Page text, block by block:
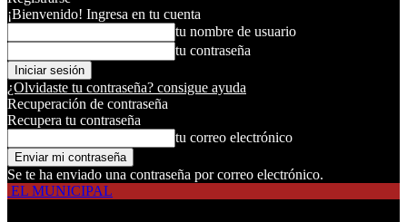
¡Bienvenido! Ingresa en tu cuenta
tu nombre de usuario
tu contraseña
¿Olvidaste tu contraseña? consigue ayuda
Recuperación de contraseña
Recupera tu contraseña
tu correo electrónico
Se te ha enviado una contraseña por correo electrónico.
EL MUNICIPAL